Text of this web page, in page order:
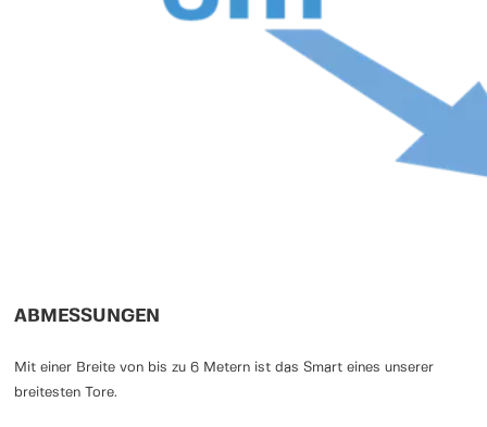
ABMESSUNGEN
Mit einer Breite von bis zu 6 Metern ist das Smart eines unserer
breitesten Tore.